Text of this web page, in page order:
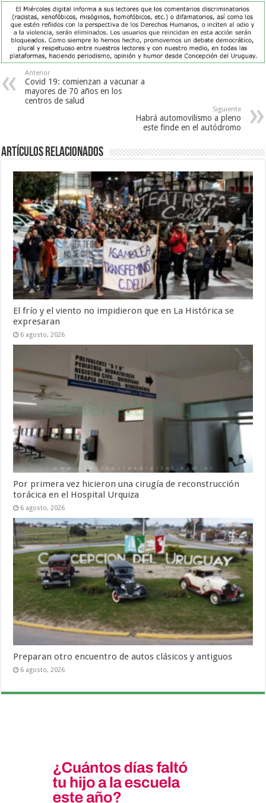
Anterior
Covid 19: comienzan a vacunar a
mayores de 70 años en los
centros de salud
Siguiente
Habrá automovilismo a pleno
este finde en el autódromo
Artículos Relacionados
El frío y el viento no impidieron que en La Histórica se
expresaran
6 agosto, 2026
Por primera vez hicieron una cirugía de reconstrucción
torácica en el Hospital Urquiza
6 agosto, 2026
Preparan otro encuentro de autos clásicos y antiguos
6 agosto, 2026